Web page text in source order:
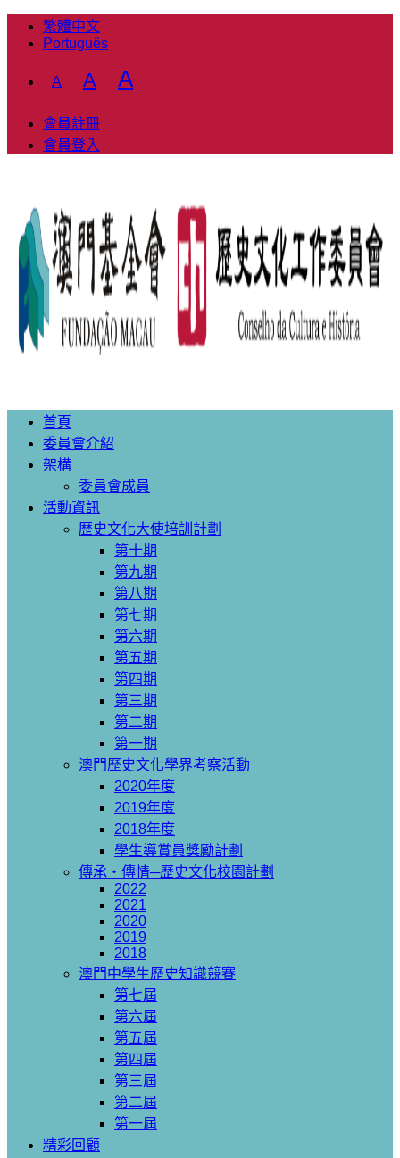
繁體中文
Português
A
Decrease
fontA Reset
size.
AIncrease
會員註冊
會員登入
首頁
委員會介紹
架構
委員會成員
活動資訊
歴史文化大使培訓計劃
第十期
第九期
第八期
第七期
第六期
第五期
第四期
第三期
第二期
第一期
澳門歷史文化學界考察活動
2020年度
2019年度
2018年度
學生導賞員獎勵計劃
傳承‧傳情─歷史文化校園計劃
2022
2021
2020
2019
2018
澳門中學生歷史知識競賽
第七屆
第六屆
第五屆
第四屆
第三屆
第二屆
第一屆
精彩回顧